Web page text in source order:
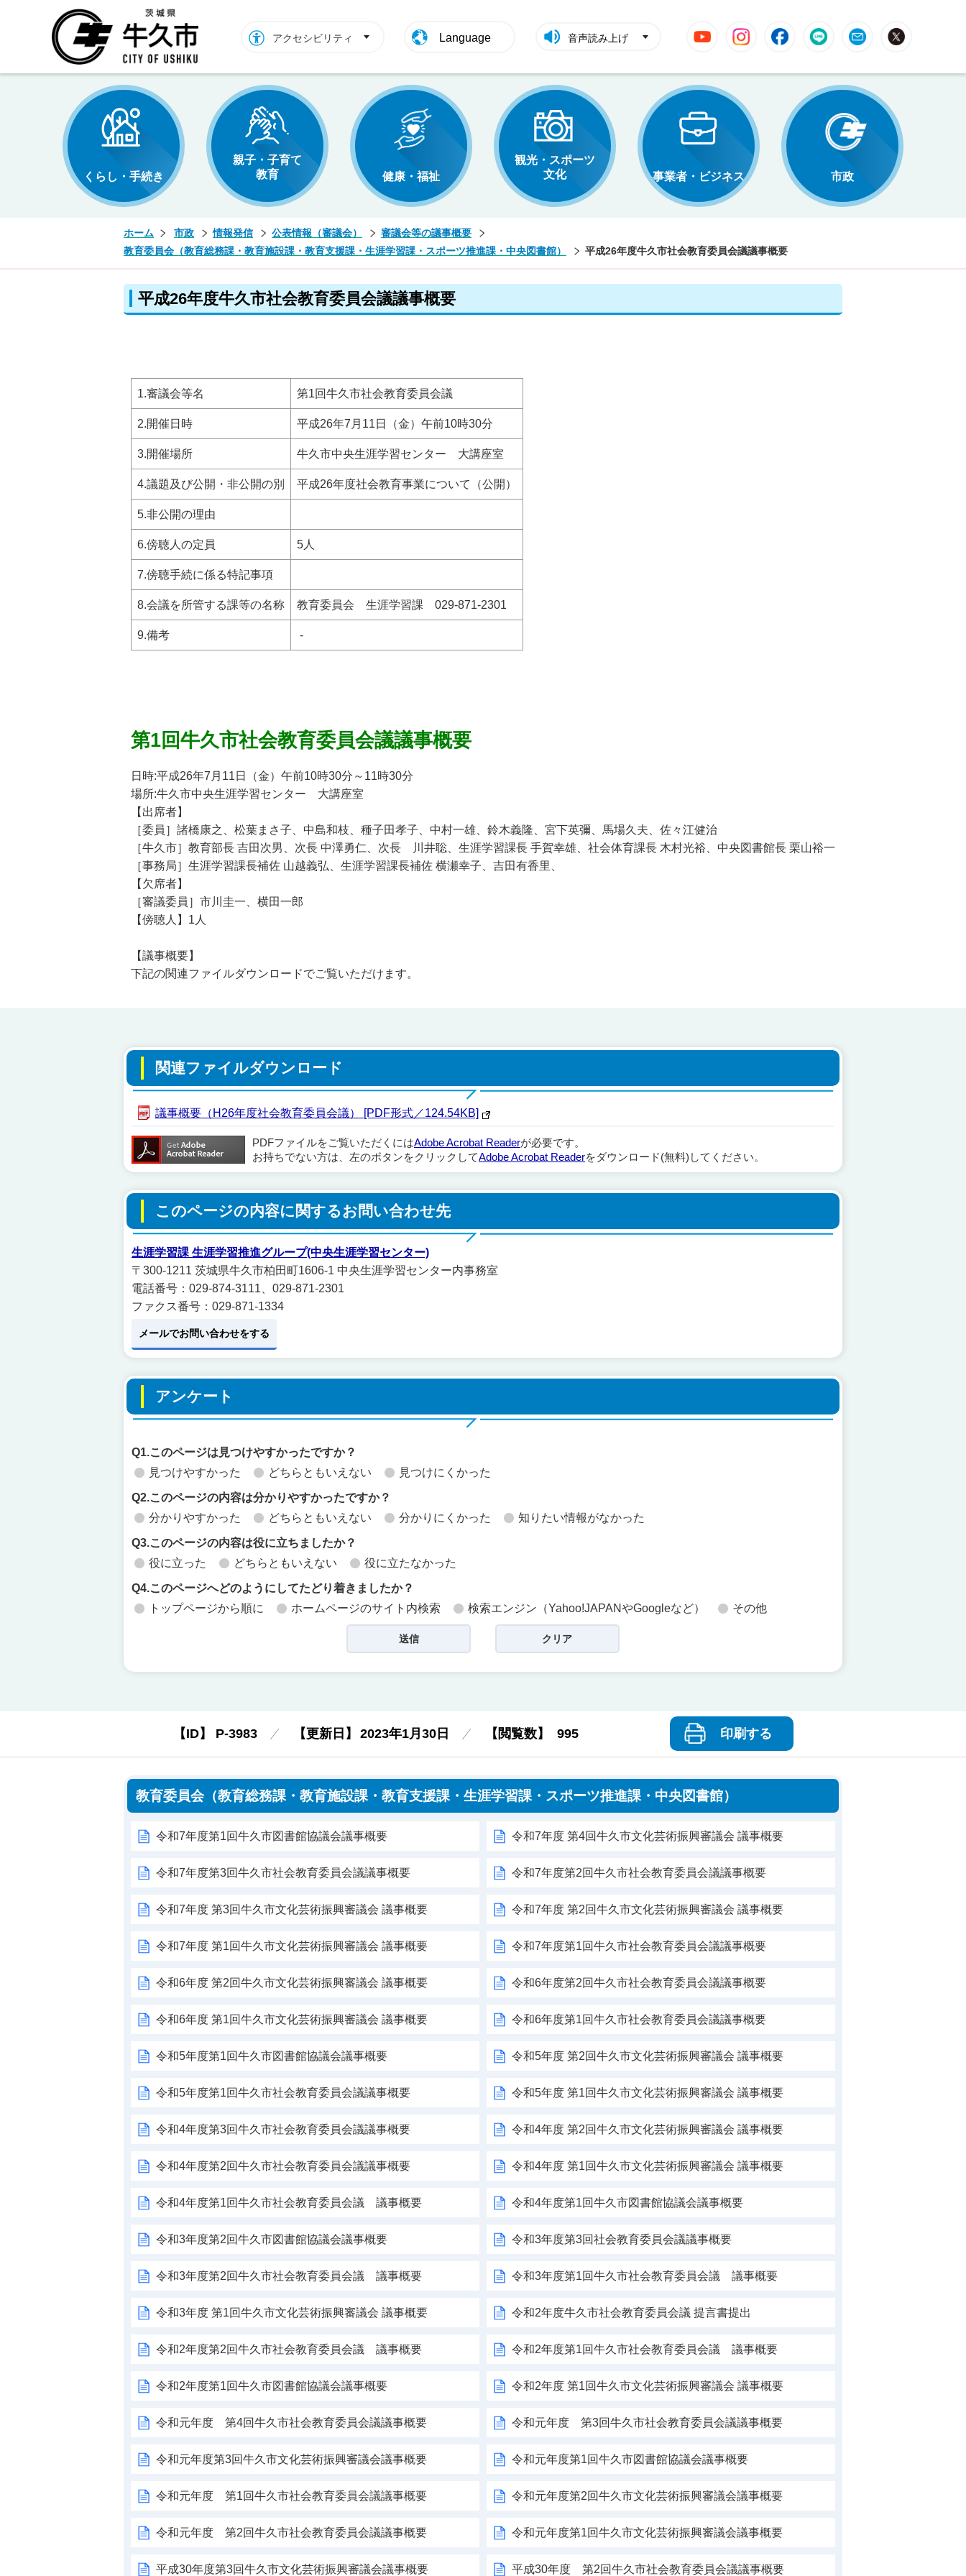
アクセシビリティ Language 音声読み上げ
YouTube InstagramFacebookLINE Mail
くらし・手続き
親子・子育て
教育
健康・福祉
観光・スポーツ
文化
事業者・ビジネス 市政
ホーム 市政 情報発信 公表情報（審議会）
審議会等の議事概要
教育委員会（教育総務課・教育施設課・教育支援課・生涯学習課・スポーツ推進課・中央図書館）
平成26年度牛久市社会教育委員会議議事概要
平成26年度牛久市社会教育委員会議議事概要
1.審議会等名 第1回牛久市社会教育委員会議
2.開催日時 平成26年7月11日（金）午前10時30分
3.開催場所 牛久市中央生涯学習センター 大講座室
4.議題及び公開・非公開の別 平成26年度社会教育事業について（公開）
5.非公開の理由
6.傍聴人の定員 5人
7.傍聴手続に係る特記事項
8.会議を所管する課等の名称 教育委員会 生涯学習課 029-871-2301
9.備考 -
第1回牛久市社会教育委員会議議事概要
日時:平成26年7月11日（金）午前10時30分～11時30分
場所:牛久市中央生涯学習センター 大講座室
【出席者】
［委員］諸橋康之、松葉まさ子、中島和枝、種子田孝子、中村一雄、鈴木義隆、宮下英彌、馬場久夫、佐々江健治
［牛久市］教育部長 吉田次男、次長 中澤勇仁、次長 川井聡、生涯学習課長 手賀幸雄、社会体育課長 木村光裕、中央図書館長 栗山裕一
［事務局］生涯学習課長補佐 山越義弘、生涯学習課長補佐 横瀬幸子、吉田有香里、
【欠席者】
［審議委員］市川圭一、横田一郎
【傍聴人】1人
【議事概要】
下記の関連ファイルダウンロードでご覧いただけます。
関連ファイルダウンロード
議事概要（H26年度社会教育委員会議） [PDF形式／124.54KB]
PDFファイルをご覧いただくにはAdobe Acrobat Readerが必要です。
お持ちでない方は、左のボタンをクリックしてAdobe Acrobat Readerをダウンロード(無料)してください。
このページの内容に関するお問い合わせ先
生涯学習課 生涯学習推進グループ(中央生涯学習センター)
〒300-1211 茨城県牛久市柏田町1606-1 中央生涯学習センター内事務室
電話番号：029-874-3111、029-871-2301
ファクス番号：029-871-1334
メールでお問い合わせをする
アンケート
Q1.このページは見つけやすかったですか？
見つけやすかった
どちらともいえない 見つけにくかった
Q2.このページの内容は分かりやすかったですか？
分かりやすかった
どちらともいえない 分かりにくかった 知りたい情報がなかった
Q3.このページの内容は役に立ちましたか？
役に立った
どちらともいえない 役に立たなかった
Q4.このページへどのようにしてたどり着きましたか？
トップページから順に
ホームページのサイト内検索 検索エンジン（Yahoo!JAPANやGoogleなど） その他
【ID】 P-3983 【更新日】 2023年1月30日 【閲覧数】 995 印刷する
教育委員会（教育総務課・教育施設課・教育支援課・生涯学習課・スポーツ推進課・中央図書館）
令和7年度第1回牛久市図書館協議会議事概要 令和7年度 第4回牛久市文化芸術振興審議会 議事概要
令和7年度第3回牛久市社会教育委員会議議事概要 令和7年度第2回牛久市社会教育委員会議議事概要
令和7年度 第3回牛久市文化芸術振興審議会 議事概要 令和7年度 第2回牛久市文化芸術振興審議会 議事概要
令和7年度 第1回牛久市文化芸術振興審議会 議事概要 令和7年度第1回牛久市社会教育委員会議議事概要
令和6年度 第2回牛久市文化芸術振興審議会 議事概要 令和6年度第2回牛久市社会教育委員会議議事概要
令和6年度 第1回牛久市文化芸術振興審議会 議事概要 令和6年度第1回牛久市社会教育委員会議議事概要
令和5年度第1回牛久市図書館協議会議事概要 令和5年度 第2回牛久市文化芸術振興審議会 議事概要
令和5年度第1回牛久市社会教育委員会議議事概要 令和5年度 第1回牛久市文化芸術振興審議会 議事概要
令和4年度第3回牛久市社会教育委員会議議事概要 令和4年度 第2回牛久市文化芸術振興審議会 議事概要
令和4年度第2回牛久市社会教育委員会議議事概要 令和4年度 第1回牛久市文化芸術振興審議会 議事概要
令和4年度第1回牛久市社会教育委員会議 議事概要 令和4年度第1回牛久市図書館協議会議事概要
令和3年度第2回牛久市図書館協議会議事概要 令和3年度第3回社会教育委員会議議事概要
令和3年度第2回牛久市社会教育委員会議 議事概要 令和3年度第1回牛久市社会教育委員会議 議事概要
令和3年度 第1回牛久市文化芸術振興審議会 議事概要 令和2年度牛久市社会教育委員会議 提言書提出
令和2年度第2回牛久市社会教育委員会議 議事概要 令和2年度第1回牛久市社会教育委員会議 議事概要
令和2年度第1回牛久市図書館協議会議事概要 令和2年度 第1回牛久市文化芸術振興審議会 議事概要
令和元年度 第4回牛久市社会教育委員会議議事概要 令和元年度 第3回牛久市社会教育委員会議議事概要
令和元年度第3回牛久市文化芸術振興審議会議事概要 令和元年度第1回牛久市図書館協議会議事概要
令和元年度 第1回牛久市社会教育委員会議議事概要 令和元年度第2回牛久市文化芸術振興審議会議事概要
令和元年度 第2回牛久市社会教育委員会議議事概要 令和元年度第1回牛久市文化芸術振興審議会議事概要
平成30年度第3回牛久市文化芸術振興審議会議事概要 平成30年度 第2回牛久市社会教育委員会議議事概要